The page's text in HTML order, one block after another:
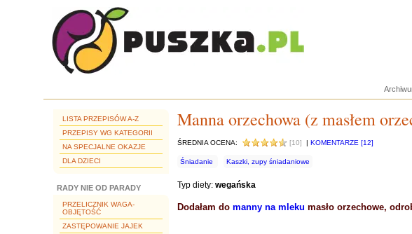
LISTA PRZEPISÓW A-Z
PRZEPISY WG KATEGORII
NA SPECJALNE OKAZJE
DLA DZIECI
RADY NIE OD PARADY
PRZELICZNIK WAGA-
OBJĘTOŚĆ
ZASTĘPOWANIE JAJEK
Manna orzechowa (z masłem
ŚREDNIA OCENA: [10] | KOMENTARZE [12]
Śniadanie Kaszki, zupy śniadaniowe
Typ diety: wegańska
Dodałam do manny na mleku masło orzechowe,